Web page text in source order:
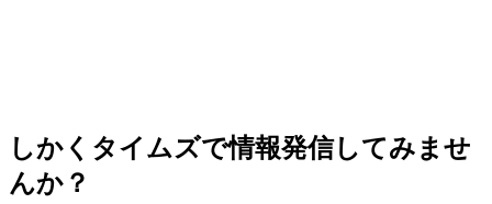
しかくタイムズで情報発信してみませ
んか？